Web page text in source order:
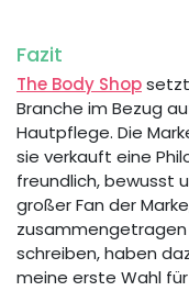
Fazit
The Body Shop
Branche im Bezug
Hautpflege. Die
sie verkauft eine
freundlich, bewusst
großer Fan der
zusammengetragen
schreiben, haben
meine erste Wahl